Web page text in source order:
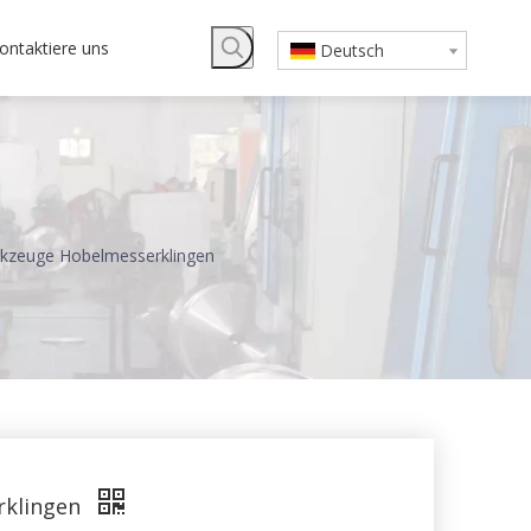
uns Deutsch
Hobelmesserklingen